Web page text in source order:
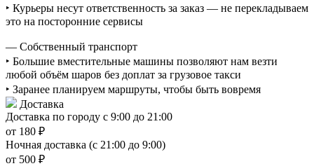
‣ Курьеры несут ответственность за заказ — не перекладываем
это на посторонние сервисы
— Собственный транспорт
‣ Большие вместительные машины позволяют нам везти
любой объём шаров без доплат за грузовое такси
‣ Заранее планируем маршруты, чтобы быть вовремя
Доставка
Доставка по городу с 9:00 до 21:00
от 180 ₽
Ночная доставка (с 21:00 до 9:00)
от 500 ₽